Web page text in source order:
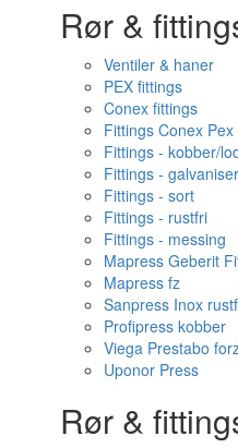
Rør &
Ventiler & haner
PEX fittings
Conex fittings
Fittings Conex
Fittings - kobber/
Fittings -
Fittings - sort
Fittings - rustfri
Fittings - messing
Mapress Geberit
Mapress fz
Sanpress Inox
Profipress kobber
Viega Prestabo
Uponor Press
Rør &